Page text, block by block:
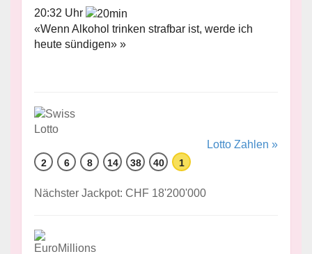
20:32 Uhr
«Wenn Alkohol trinken strafbar ist, werde ich
heute sündigen» »
Lotto Zahlen »
2 6 8 14 38 40 1
Nächster Jackpot: CHF 18'200'000